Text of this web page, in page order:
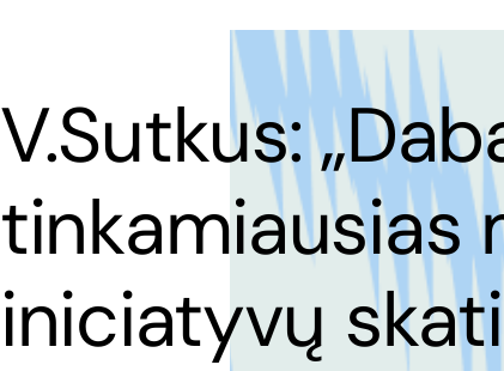
V.Sutkus:
tinkamiausias
iniciatyvų